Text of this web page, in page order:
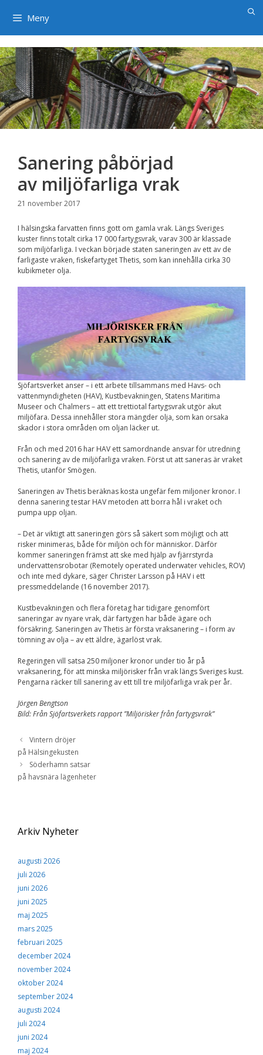
Meny
Sanering påbörjad
av miljöfarliga vrak
21 november 2017
I hälsingska farvatten finns gott om gamla vrak. Längs Sveriges
kuster finns totalt cirka 17 000 fartygsvrak, varav 300 är klassade
som miljöfarliga. I veckan började staten saneringen av ett av de
farligaste vraken, fiskefartyget Thetis, som kan innehålla cirka 30
kubikmeter olja.
Sjöfartsverket anser – i ett arbete tillsammans med Havs- och
vattenmyndigheten (HAV), Kustbevakningen, Statens Maritima
Museer och Chalmers – att ett trettiotal fartygsvrak utgör akut
miljöfara. Dessa innehåller stora mängder olja, som kan orsaka
skador i stora områden om oljan läcker ut.
Från och med 2016 har HAV ett samordnande ansvar för utredning
och sanering av de miljöfarliga vraken. Först ut att saneras är vraket
Thetis, utanför Smögen.
Saneringen av Thetis beräknas kosta ungefär fem miljoner kronor. I
denna sanering testar HAV metoden att borra hål i vraket och
pumpa upp oljan.
– Det är viktigt att saneringen görs så säkert som möjligt och att
risker minimeras, både för miljön och för människor. Därför
kommer saneringen främst att ske med hjälp av fjärrstyrda
undervattensrobotar (Remotely operated underwater vehicles, ROV)
och inte med dykare, säger Christer Larsson på HAV i ett
pressmeddelande (16 november 2017).
Kustbevakningen och flera företag har tidigare genomfört
saneringar av nyare vrak, där fartygen har både ägare och
försäkring. Saneringen av Thetis är första vraksanering – i form av
tömning av olja – av ett äldre, ägarlöst vrak.
Regeringen vill satsa 250 miljoner kronor under tio år på
vraksanering, för att minska miljörisker från vrak längs Sveriges kust.
Pengarna räcker till sanering av ett till tre miljöfarliga vrak per år.
Jörgen Bengtson
Bild: Från Sjöfartsverkets rapport ”Miljörisker från fartygsvrak”
Vintern dröjer
på Hälsingekusten
Söderhamn satsar
på havsnära lägenheter
Arkiv Nyheter
augusti 2026
juli 2026
juni 2026
juni 2025
maj 2025
mars 2025
februari 2025
december 2024
november 2024
oktober 2024
september 2024
augusti 2024
juli 2024
juni 2024
maj 2024
×
inte att välja
bort. De behövs
för att
hemsidan över
huvud taget
ska fungera.
Statistik
För att vi ska
kunna
förbättra
hemsidans
funktionalitet
uppbyggnad,
baserat på
används.
Upplevelse
För att vår
hemsida ska
prestera så bra
som möjligt
under ditt
kakorna
kommer viss
funktionalitet
att försvinna
hemsidan.
Genom att dela med
dig av dina intressen